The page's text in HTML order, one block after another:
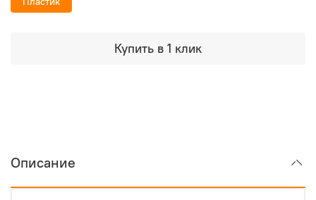
Купить в 1 клик
Описание